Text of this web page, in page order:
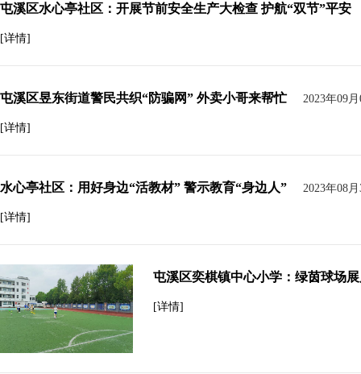
屯溪区水心亭社区：开展节前安全生产大检查 护航“双节”平安
[详情]
屯溪区昱东街道警民共织“防骗网” 外卖小哥来帮忙 2023年09
[详情]
水心亭社区：用好身边“活教材” 警示教育“身边人” 2023年08
[详情]
屯溪区奕棋镇中心小学：绿茵球场
[详情]